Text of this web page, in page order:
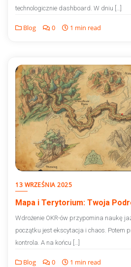
technologicznie dashboard. W dniu […]
Blog 0 1 min read
13 WRZEŚNIA 2025
Mapa i Terytorium: Twoja
Wdrożenie OKR-ów przypomina naukę
początku jest ekscytacja i chaos. Potem
kontrola. A na końcu […]
Blog 0 1 min read